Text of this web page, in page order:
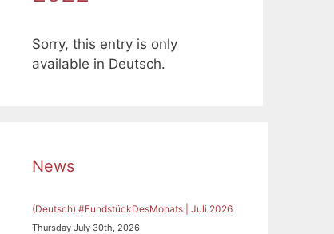
Sorry, this entry is only
available in Deutsch.
News
(Deutsch) #FundstückDesMonats | Juli 2026
Thursday July 30th, 2026